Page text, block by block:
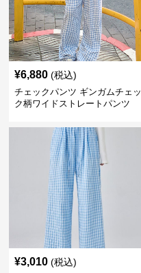
¥6,880 (税込)
チェックパンツ ギンガムチェッ
ク柄ワイドストレートパンツ
¥3,010 (税込)